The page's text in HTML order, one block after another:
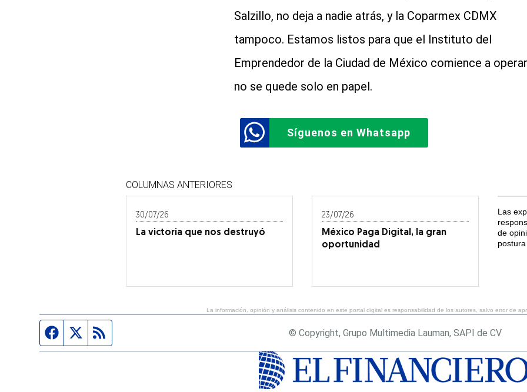
Salzillo, no deja a nadie atrás, y la Coparmex CDMX
tampoco. Estamos listos para que el Instituto del
Emprendedor de la Ciudad de México comience a
no se quede solo en papel.
Síguenos en Whatsapp
COLUMNAS ANTERIORES
30/07/26
La victoria que nos destruyó
23/07/26
México Paga Digital, la gran
oportunidad
Las
de
La información, opinión y análisis contenido en este portal digital es responsabilidad de los autores, salvo error de
Página de Facebook
Fuente Twitter © Copyright, Grupo Multimedia Lauman, SAPI de CV